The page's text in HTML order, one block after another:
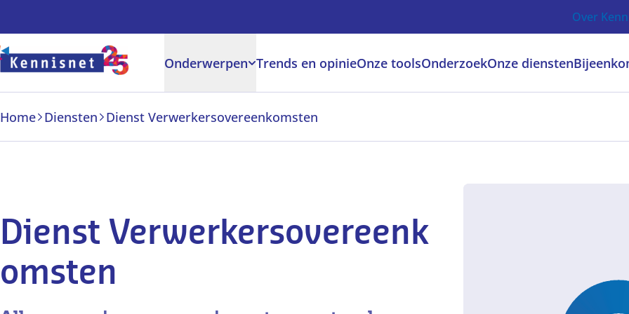
Over
Onderwerpen Trends en opinieOnze toolsOnderzoekOnze diensten
Home Diensten Dienst Verwerkersovereenkomsten
Dienst Verwerkersovereenk
omsten